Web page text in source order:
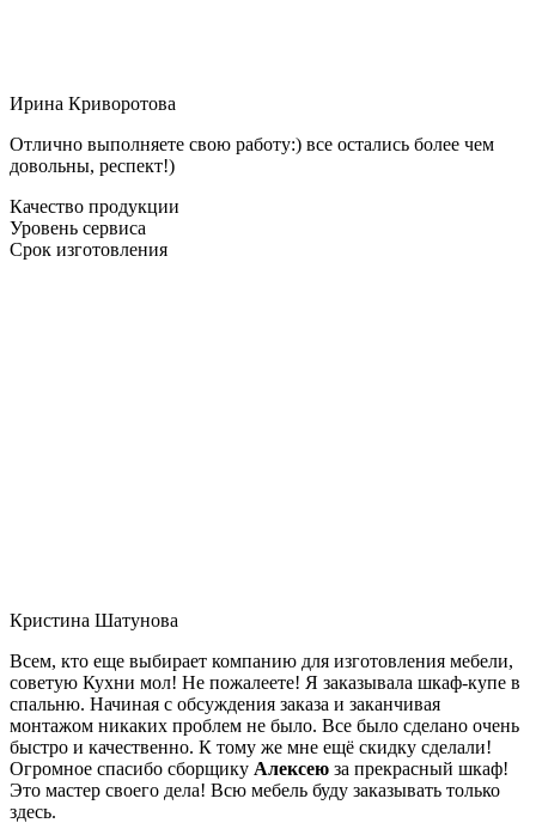
Ирина Криворотова
Отлично выполняете свою работу:) все остались более чем
довольны, респект!)
Качество продукции
Уровень сервиса
Срок изготовления
Кристина Шатунова
Всем, кто еще выбирает компанию для изготовления мебели,
советую Кухни мол! Не пожалеете! Я заказывала шкаф-купе в
спальню. Начиная с обсуждения заказа и заканчивая
монтажом никаких проблем не было. Все было сделано очень
быстро и качественно. К тому же мне ещё скидку сделали!
Огромное спасибо сборщику Алексею за прекрасный шкаф!
Это мастер своего дела! Всю мебель буду заказывать только
здесь.